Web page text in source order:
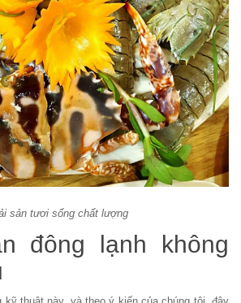
sản tươi sống chất lượng
đông lạnh không